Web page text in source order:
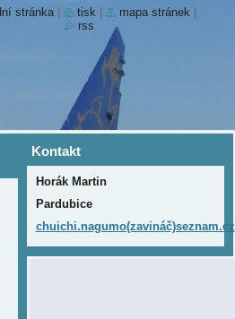
Kontakt
Horák Martin
Pardubice
chuichi.nagumo(zavináč)seznam.cz
stránka tisk mapa stránek
rss